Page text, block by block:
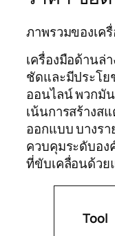
ภาพรวมของเค
เครื่องมือด้านล่
ชัดและมีประโย
ออนไลน์ พวกมั
เน้นการสร้างส
ออกแบบ บางร
ควบคุมระดับอง
ที่ขับเคลื่อนด้ว
Tool